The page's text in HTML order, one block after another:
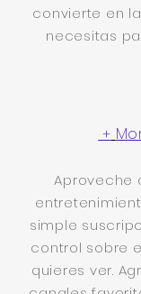
convierte en
necesitas
+
Aproveche
simple
control sobre
quieres ver.